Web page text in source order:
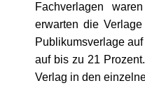
Fachverlagen
erwarten die
Publikumsverlage
auf bis zu 21
Verlag in den